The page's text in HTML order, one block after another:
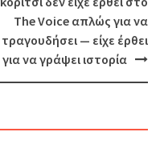
The Voice απλώς για να
τραγουδήσει — είχε έρθει
για να γράψει ιστορία